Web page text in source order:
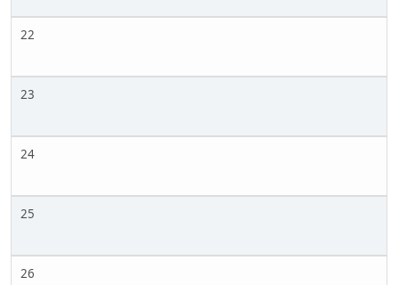
22
23
24
25
26